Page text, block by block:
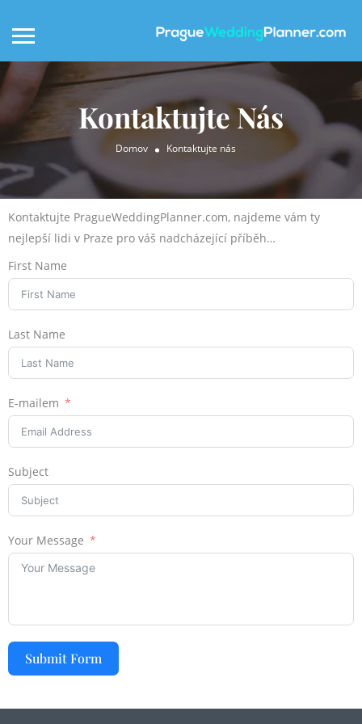
Kontaktujte Nás
Domov Kontaktujte nás
Kontaktujte PragueWeddingPlanner.com, najdeme vám ty
nejlepší lidi v Praze pro váš nadcházející příběh…
First Name
Last Name
E-mailem
Subject
Your Message
Submit Form